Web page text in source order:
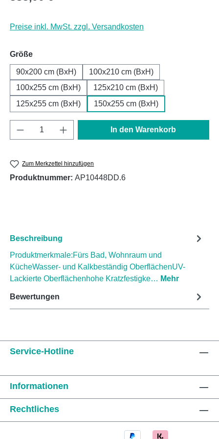
Preise inkl. MwSt. zzgl. Versandkosten
Größeauswählen
90x200 cm (BxH)
100x210 cm (BxH)
100x255 cm (BxH)
125x210 cm (BxH)
125x255 cm (BxH)
150x255 cm (BxH)
Produkt Anzahl: Gib den gewünschten
In den Warenkorb
Zum Merkzettel hinzufügen
Produktnummer: AP10448DD.6
Beschreibung
Produktmerkmale:Fürs Bad, Wohnraum und
KücheWasser- und Kalkbeständig OberflächenUV-
Lackierte Oberflächenhohe Kratzfestigke… Mehr
Bewertungen
Service-Hotline
Informationen
Rechtliches